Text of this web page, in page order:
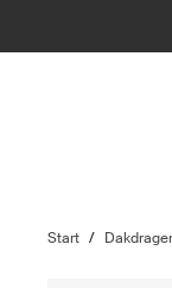
Start /